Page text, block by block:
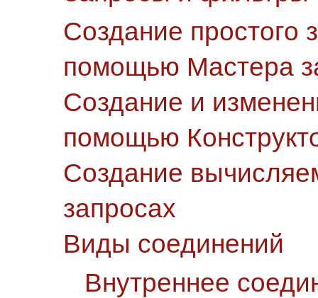
Создание простого
помощью Мастера
Создание и
помощью
Создание
запросах
Виды соединений
Внутреннее